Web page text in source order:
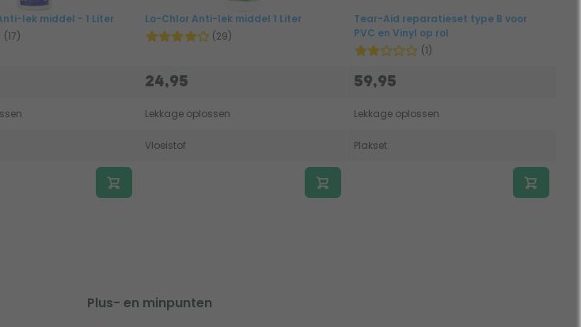
lek middel - 1 Liter
(17)
Lo-Chlor Anti-lek middel 1 Liter
(29)
24,95
Lekkage oplossen
Vloeistof
Tear-Aid reparatieset type B voor
PVC en Vinyl op rol
(1)
59,95
Lekkage oplossen
Plakset
Plus- en minpunten